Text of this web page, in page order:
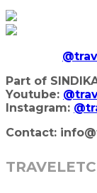
Part of
Youtube:
Instagram:
Contact: